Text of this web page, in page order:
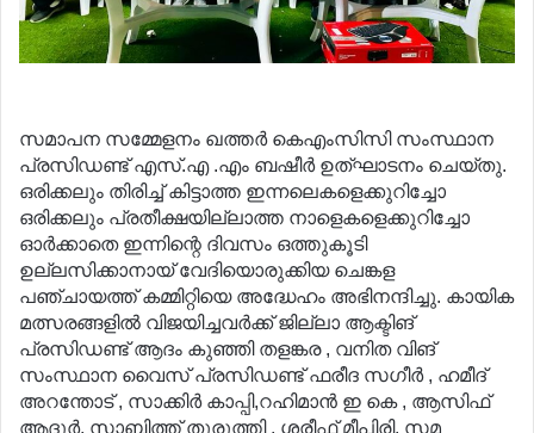
സമാപന സമ്മേളനം ഖത്തര്‍ കെഎംസിസി സംസ്ഥാന
പ്രസിഡണ്ട് എസ്.എ .എം ബഷീര്‍ ഉത്ഘാടനം ചെയ്തു.
ഒരിക്കലും തിരിച്ച് കിട്ടാത്ത ഇന്നലെകളെക്കുറിച്ചോ
ഒരിക്കലും പ്രതീക്ഷയില്ലാത്ത നാളെകളെക്കുറിച്ചോ
ഓര്‍ക്കാതെ ഇന്നിന്റെ ദിവസം ഒത്തുകൂടി
ഉല്ലസിക്കാനായ് വേദിയൊരുക്കിയ ചെങ്കള
പഞ്ചായത്ത് കമ്മിറ്റിയെ അദ്ധേഹം അഭിനന്ദിച്ചു. കായിക
മത്സരങ്ങളില്‍ വിജയിച്ചവര്‍ക്ക് ജില്ലാ ആക്ടിങ്
പ്രസിഡണ്ട് ആദം കുഞ്ഞി തളങ്കര , വനിത വിങ്
സംസ്ഥാന വൈസ് പ്രസിഡണ്ട് ഫരീദ സഗീര്‍ , ഹമീദ്
അറന്തോട് , സാക്കിര്‍ കാപ്പി,റഹിമാന്‍ ഇ കെ , ആസിഫ്
ആദൂര്‍, സാബിത്ത് തുരുത്തി , ശരീഫ് മീപിരി, സമ